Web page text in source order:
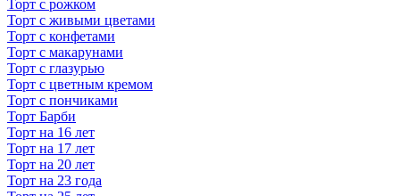
Торт с рожком
Торт с живыми цветами
Торт с конфетами
Торт с макарунами
Торт с глазурью
Торт с цветным кремом
Торт с пончиками
Торт Барби
Торт на 16 лет
Торт на 17 лет
Торт на 20 лет
Торт на 23 года